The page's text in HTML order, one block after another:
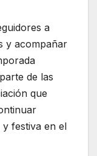
a
y acompañar
de las
que
festiva en el